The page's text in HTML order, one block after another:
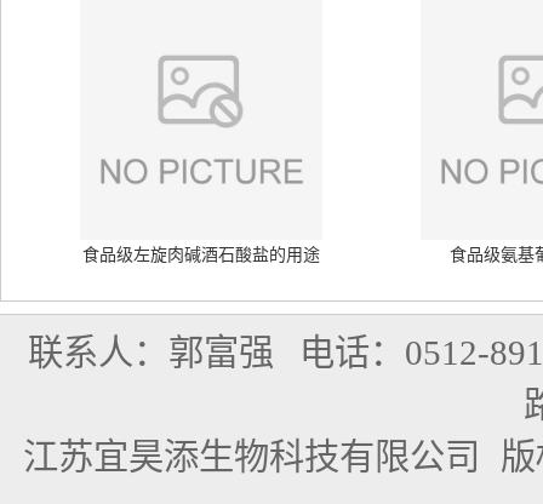
食品级左旋肉碱酒石酸盐的用途 食品级氨基
联系人：郭富强 电话：0512-
江苏宜昊添生物科技有限公司